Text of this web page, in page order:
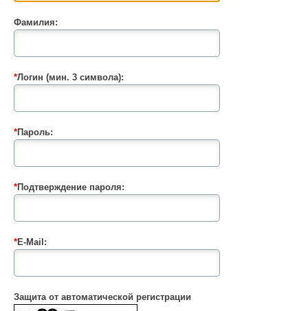
Фамилия:
*Логин (мин. 3 символа):
*Пароль:
*Подтверждение пароля:
*E-Mail:
Защита от автоматической регистрации